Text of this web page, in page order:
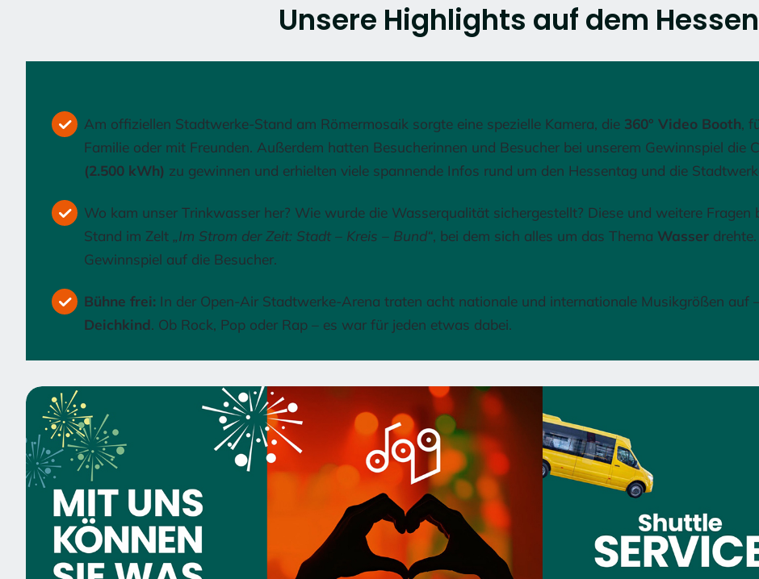
Unsere Highlights auf dem
Am offiziellen Stadtwerke-Stand am Römermosaik sorgte eine spezielle Kamera, die 360° Video Booth,
Familie oder mit Freunden. Außerdem hatten Besucherinnen und Besucher bei unserem Gewinnspiel die
(2.500 kWh) zu gewinnen und erhielten viele spannende Infos rund um den Hessentag und die
Wo kam unser Trinkwasser her? Wie wurde die Wasserqualität sichergestellt? Diese und weitere
Stand im Zelt „Im Strom der Zeit: Stadt – Kreis – Bund“, bei dem sich alles um das Thema Wasser
Gewinnspiel auf die Besucher.
Bühne frei: In der Open-Air Stadtwerke-Arena traten acht nationale und internationale Musikgrößen auf
Deichkind. Ob Rock, Pop oder Rap – es war für jeden etwas dabei.